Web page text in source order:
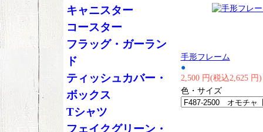
手形フレーム
●
2,500 円(税込2,625 円)
色・サイズ
キャニスター
コースター
フラッグ・ガーラン
ド
ティッシュカバー・
ボックス
Tシャツ
フェイクグリーン・